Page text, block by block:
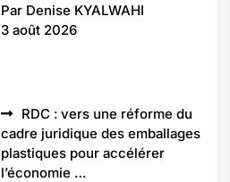
Par Denise KYALWAHI
3 août 2026
RDC : vers une réforme du
cadre juridique des emballages
plastiques pour accélérer
l’économie …